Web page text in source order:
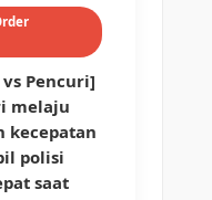
Pencuri]
melaju
kecepatan
polisi
saat